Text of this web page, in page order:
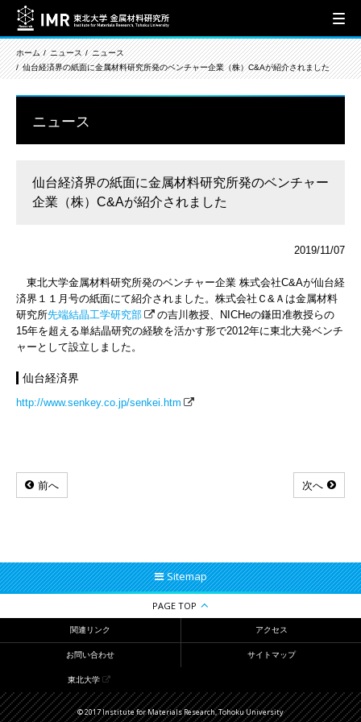
ホーム ニュース
ニュース
仙台経済界の紙面に金属材料研究所発のベンチャー企業（株）C&Aが紹介されました
ニュース
仙台経済界の紙面に金属材料研究所発のベンチャー
企業（株）C&Aが紹介されました
2019/11/07
東北大学金属材料研究所発のベンチャー企業 株式会社C&Aが仙台経
済界１１月号の紙面にて紹介されました。株式会社Ｃ&Ａは金属材料
研究所先端結晶工学研究部
の吉川教授、NICHeの鎌田准教授らの
15年を超える単結晶研究の経験を活かす形で2012年に東北大発ベンチ
ャーとして設立しました。
仙台経済界
http://www.senkey.co.jp/senkei.htm
前へ 次へ
Sitemap
PAGE TOP
関連リンク アクセス
お問い合わせ サイトマップ
東北大学
© 2017 Institute for Materials Research, Tohoku University